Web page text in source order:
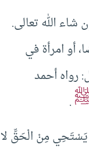
شاء الله تعالى.
أو امرأة في
رواه أحمد
.
يَسْتَحِي مِنْ الْحَقِّ لا